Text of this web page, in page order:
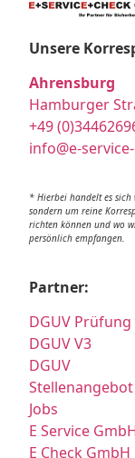
Unsere
Ahrensburg
Hamburger
+49
info@e-
* Hierbei handelt es sich
sondern um reine
richten können und wo
persönlich empfangen.
Partner:
DGUV Prüfung
DGUV V3
DGUV
Stellenangebot
Jobs
E Service
E Check GmbH